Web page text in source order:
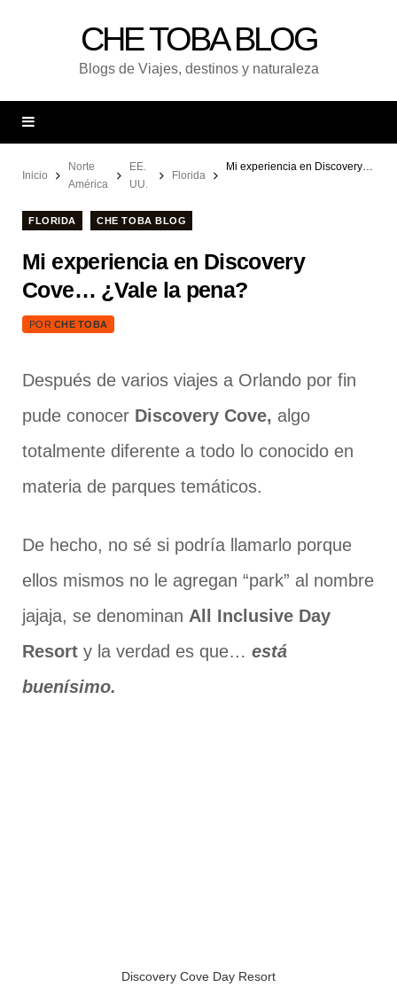
CHE TOBA BLOG
Blogs de Viajes, destinos y naturaleza
Inicio
Norte
América
EE.
UU.
Florida
Mi experiencia en Discovery Cove… ¿Vale la pena?
FLORIDA CHE TOBA BLOG
Mi experiencia en Discovery
Cove… ¿Vale la pena?
POR CHE TOBA
Después de varios viajes a Orlando por fin
pude conocer Discovery Cove, algo
totalmente diferente a todo lo conocido en
materia de parques temáticos.
De hecho, no sé si podría llamarlo porque
ellos mismos no le agregan “park” al nombre
jajaja, se denominan All Inclusive Day
Resort y la verdad es que… está
buenísimo.
Discovery Cove Day Resort